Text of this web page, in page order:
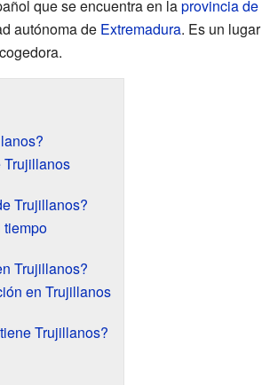
que se encuentra en laprovincia de
autónoma de Extremadura. Es un lugar
Trujillanos
Trujillanos?
Trujillanos?
en Trujillanos
Trujillanos?